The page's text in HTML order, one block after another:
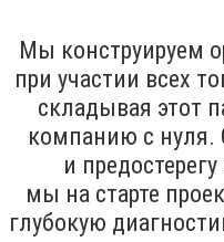
Мы конструируем
при участии всех
складывая этот
компанию с
и
мы на старте
глубокую